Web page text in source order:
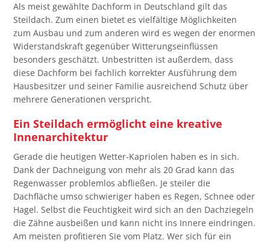
Als meist gewählte Dachform in Deutschland gilt das
Steildach. Zum einen bietet es vielfältige Möglichkeiten
zum Ausbau und zum anderen wird es wegen der enormen
Widerstandskraft gegenüber Witterungseinflüssen
besonders geschätzt. Unbestritten ist außerdem, dass
diese Dachform bei fachlich korrekter Ausführung dem
Hausbesitzer und seiner Familie ausreichend Schutz über
mehrere Generationen verspricht.
Ein Steildach ermöglicht eine kreative
Innenarchitektur
Gerade die heutigen Wetter-Kapriolen haben es in sich.
Dank der Dachneigung von mehr als 20 Grad kann das
Regenwasser problemlos abfließen. Je steiler die
Dachfläche umso schwieriger haben es Regen, Schnee oder
Hagel. Selbst die Feuchtigkeit wird sich an den Dachziegeln
die Zähne ausbeißen und kann nicht ins Innere eindringen.
Am meisten profitieren Sie vom Platz. Wer sich für ein